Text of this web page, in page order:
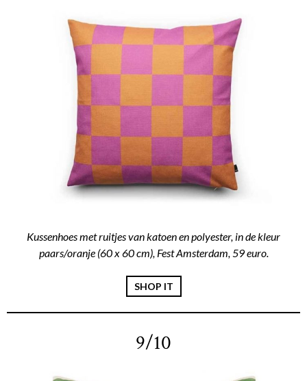
Kussenhoes met ruitjes van katoen en polyester, in de kleur
paars/oranje (60 x 60 cm), Fest Amsterdam, 59 euro.
SHOP IT
9/10